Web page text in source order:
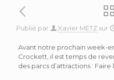
Publié par Xavier METZ sur
Avant notre prochain week-
Crockett, il est temps de
des parcs d’attractions : Faire